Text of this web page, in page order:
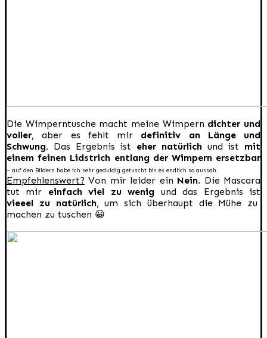
Die Wimperntusche macht meine Wimpern dichter und
voller, aber es fehlt mir definitiv an Länge und
Schwung. Das Ergebnis ist eher natürlich und ist mit
einem feinen Lidstrich entlang der Wimpern ersetzbar
– auf den Bildern habe ich sehr geduldig getuscht bis es endlich so aussah.
Empfehlenswert? Von mir leider ein Nein. Die Mascara
tut mir einfach viel zu wenig und das Ergebnis ist
vieeel zu natürlich, um sich überhaupt die Mühe zu
machen zu tuschen 😀